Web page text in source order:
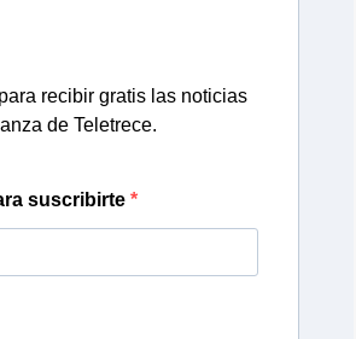
recibir gratis las noticias
de Teletrece.
suscribirte